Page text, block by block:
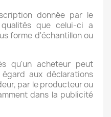
donnée par le
que celui-ci a
forme d'échantillon ou
qu'un acheteur peut
aux déclarations
par le producteur ou
dans la publicité